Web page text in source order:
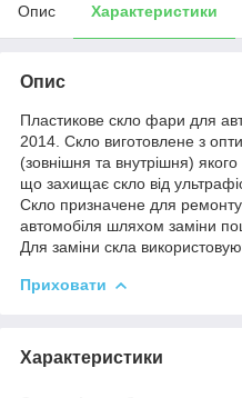
Опис Характеристики
Опис
Пластикове скло фари для
2014. Скло виготовлене з
(зовнішня та внутрішня)
що захищає скло від
Скло призначене для ремонту
автомобіля шляхом заміни
Для заміни скла
Приховати
Характеристики